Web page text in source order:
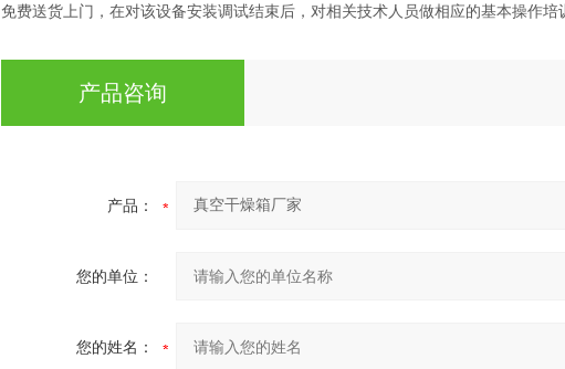
免费送货上门，在对该设备安装调试结束后，对相关技术人员做相应的基本操作培
产品咨询
产品：
您的单位：
您的姓名：